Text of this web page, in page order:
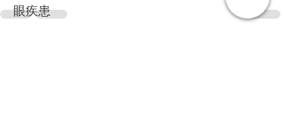
眼疾患